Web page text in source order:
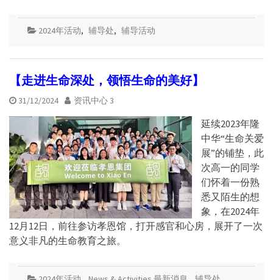
2024年活动, 辅导处, 辅导活动
【走进生命深处，领悟生命的美好】
31/12/2024 资讯中心 3
延续2023年隆
中华“生命关爱
展”的铺垫，此
次高一的同学
们怀着一份熟
悉又陌生的想
象，在2024年
12月12日，前往参访孝恩馆，打开感官和心房，展开了一次
意义非凡的生命教育之旅。